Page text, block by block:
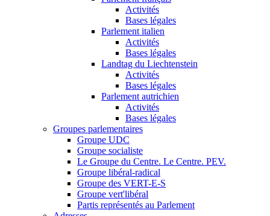
Activités
Bases légales
Parlement italien
Activités
Bases légales
Landtag du Liechtenstein
Activités
Bases légales
Parlement autrichien
Activités
Bases légales
Groupes parlementaires
Groupe UDC
Groupe socialiste
Le Groupe du Centre. Le Centre. PEV.
Groupe libéral-radical
Groupe des VERT-E-S
Groupe vert'libéral
Partis représentés au Parlement